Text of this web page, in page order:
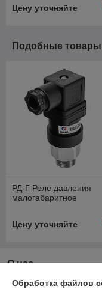
Цену уточняйте
Подобные
РД-Г Реле давления
малогабаритное
Цену уточняйте
О нас
Рейтинг не
Обработка файлов